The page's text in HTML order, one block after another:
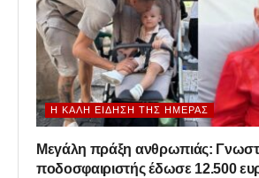
Η ΚΑΛΉ ΕΊΔΗΣΗ ΤΗΣ ΗΜΈΡΑΣ
Μεγάλη πράξη ανθρωπιάς:
ποδοσφαιριστής έδωσε 12.500